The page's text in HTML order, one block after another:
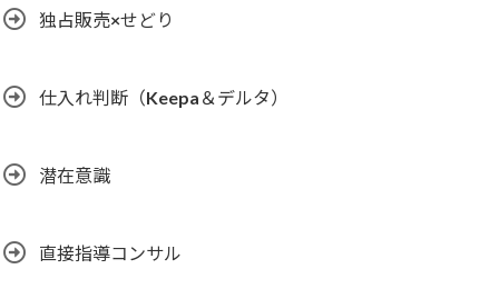
独占販売×せどり
仕入れ判断（Keepa＆デルタ）
潜在意識
直接指導コンサル